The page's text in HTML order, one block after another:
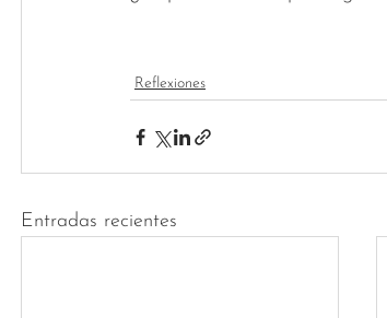
Reflexiones
Entradas recientes